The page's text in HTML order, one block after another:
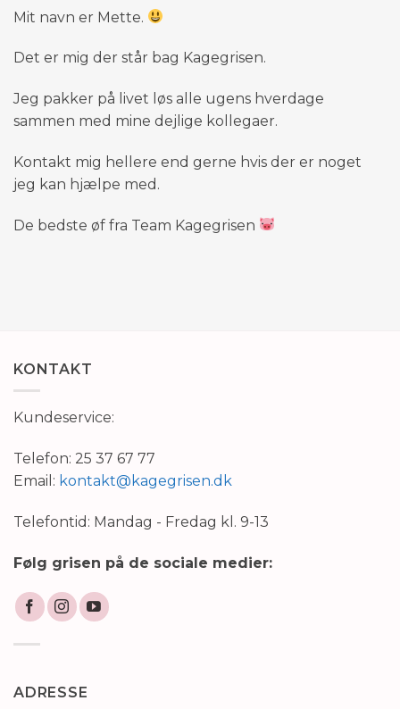
Mit navn er Mette.
Det er mig der står bag Kagegrisen.
Jeg pakker på livet løs alle ugens hverdage
sammen med mine dejlige kollegaer.
Kontakt mig hellere end gerne hvis der er noget
jeg kan hjælpe med.
De bedste øf fra Team Kagegrisen
KONTAKT
Kundeservice:
Telefon: 25 37 67 77
Email: kontakt@kagegrisen.dk
Telefontid: Mandag - Fredag kl. 9-13
Følg grisen på de sociale medier:
ADRESSE